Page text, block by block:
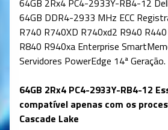
64GB 2Rx4 PC4-2933Y-RB4-12
64GB DDR4-2933 MHz ECC
R740 R740XD R740xd2 R940
R840 R940xa Enterprise
Servidores PowerEdge 14ª Geração.
64GB 2Rx4 PC4-2933Y-RB4-12
compatível apenas com os
Cascade Lake